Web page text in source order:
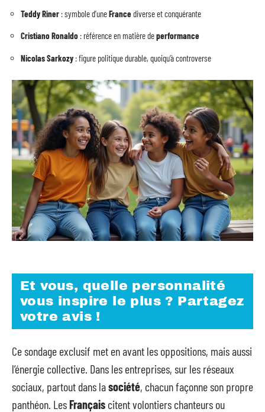
Teddy Riner : symbole d’uneFrancediverse et conquérante
Cristiano Ronaldo : référence en matière deperformance
Nicolas Sarkozy : figure politique durable, quoiqu’à controverse
Et vous, quelle personnalité
vous inspire le plus ? Partagez
votre avis !
Ce sondage exclusif met en avant les oppositions, mais aussi
l’énergie collective. Dans les entreprises, sur les réseaux
sociaux, partout dans lasociété, chacun façonne son propre
panthéon. LesFrançais citent volontiers chanteurs ou